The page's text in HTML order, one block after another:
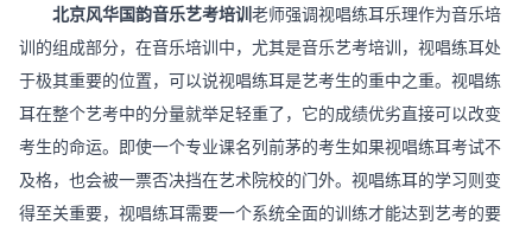
北京风华国韵音乐艺考培训老师强调视唱练耳乐理作为音乐培
训的组成部分，在音乐培训中，尤其是音乐艺考培训，视唱练耳处
于极其重要的位置，可以说视唱练耳是艺考生的重中之重。视唱练
耳在整个艺考中的分量就举足轻重了，它的成绩优劣直接可以改变
考生的命运。即使一个专业课名列前茅的考生如果视唱练耳考试不
及格，也会被一票否决挡在艺术院校的门外。视唱练耳的学习则变
得至关重要，视唱练耳需要一个系统全面的训练才能达到艺考的要